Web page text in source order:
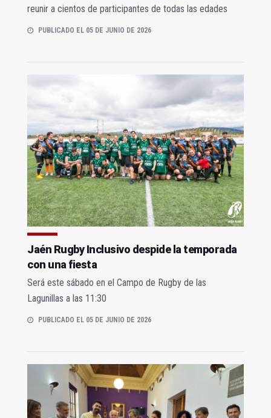
reunir a cientos de participantes de todas las edades
PUBLICADO EL 05 DE JUNIO DE 2026
Jaén Rugby Inclusivo despide la temporada
con una fiesta
Será este sábado en el Campo de Rugby de las
Lagunillas a las 11:30
PUBLICADO EL 05 DE JUNIO DE 2026